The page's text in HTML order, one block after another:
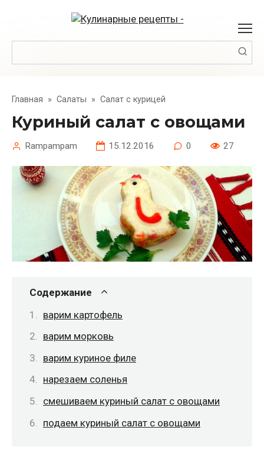
Главная » Салаты » Салат с курицей
Куриный салат с овощами
Rampampam 15.12.2016 0 27
Содержание
варим картофель
варим морковь
варим куриное филе
нарезаем соленья
смешиваем куриный салат с овощами
подаем куриный салат с овощами